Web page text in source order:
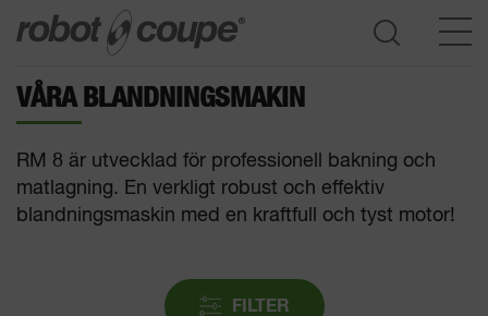
VÅRA BLANDNINGSMAKIN
RM 8 är utvecklad för professionell bakning och
matlagning. En verkligt robust och effektiv
blandningsmaskin med en kraftfull och tyst motor!
FILTER
Öppna produktguide